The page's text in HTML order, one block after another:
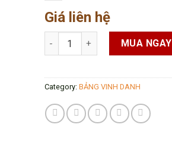
Giá liên hệ
Bảng Vinh Danh GĐ 17 quantity
MUA NGAY
Category: BẢNG VINH DANH